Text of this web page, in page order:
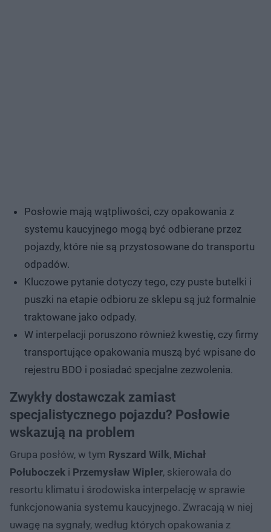
Posłowie mają wątpliwości, czy opakowania z
systemu kaucyjnego mogą być odbierane przez
pojazdy, które nie są przystosowane do transportu
odpadów.
Kluczowe pytanie dotyczy tego, czy puste butelki i
puszki na etapie odbioru ze sklepu są już formalnie
traktowane jako odpady.
W interpelacji poruszono również kwestię, czy firmy
transportujące opakowania muszą być wpisane do
rejestru BDO i posiadać specjalne zezwolenia.
Zwykły dostawczak zamiast
specjalistycznego pojazdu? Posłowie
wskazują na problem
Grupa posłów, w tym Ryszard Wilk, Michał
Połuboczek i Przemysław Wipler, skierowała do
resortu klimatu i środowiska interpelację w sprawie
funkcjonowania systemu kaucyjnego. Zwracają w niej
uwagę na sygnały, według których opakowania z